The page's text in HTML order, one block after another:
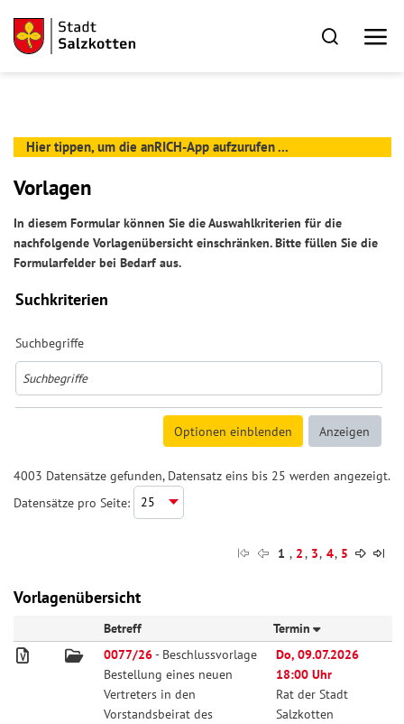
Hier tippen, um die anRICH-App aufzurufen ...
Vorlagen
In diesem Formular können Sie die Auswahlkriterien für die
nachfolgende Vorlagenübersicht einschränken. Bitte füllen Sie die
Formularfelder bei Bedarf aus.
Suchkriterien
Suchbegriffe
4003 Datensätze gefunden, Datensatz eins bis 25 werden angezeigt.
Datensätze pro Seite:
1 , 2, 3, 4, 5
Vorlagenübersicht
Betreff
Termin
0077/26- Beschlussvorlage
Bestellung eines neuen
Vertreters in den
Vorstandsbeirat des
Do, 09.07.2026
18:00 Uhr
Rat der Stadt
Salzkotten